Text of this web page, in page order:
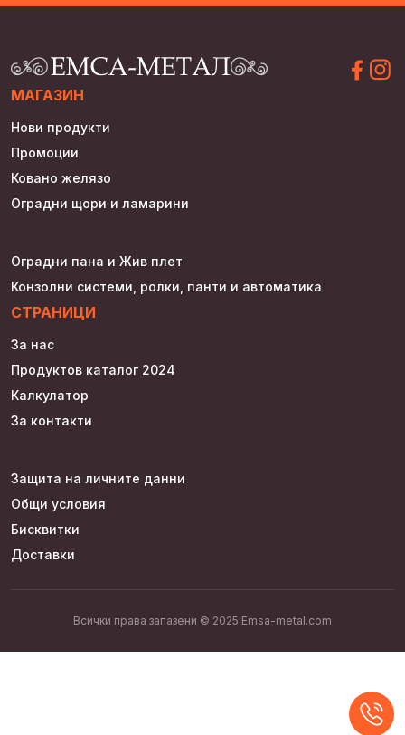
МАГАЗИН
Нови продукти
Промоции
Ковано желязо
Оградни щори и ламарини
Оградни пана и Жив плет
Конзолни системи, ролки, панти и автоматика
СТРАНИЦИ
За нас
Продуктов каталог 2024
Калкулатор
За контакти
Защита на личните данни
Общи условия
Бисквитки
Доставки
Всички права запазени © 2025 Emsa-metal.com